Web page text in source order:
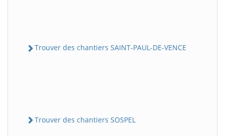
Trouver des chantiers SAINT-PAUL-DE-VENCE
Trouver des chantiers SOSPEL